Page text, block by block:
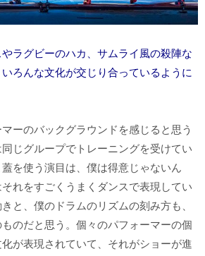
ラグビーのハカ、サムライ風の殺陣な
ろんな文化が交じり合っているように
マーのバックグラウンドを感じると思う
じグループでトレーニングを受けてい
を使う演目は、僕は得意じゃないん
れをすごくうまくダンスで表現してい
と、僕のドラムのリズムの刻み方も、
のだと思う。個々のパフォーマーの個
が表現されていて、それがショーが進